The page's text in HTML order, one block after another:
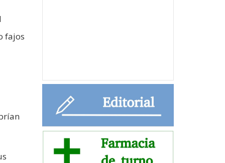
fajos